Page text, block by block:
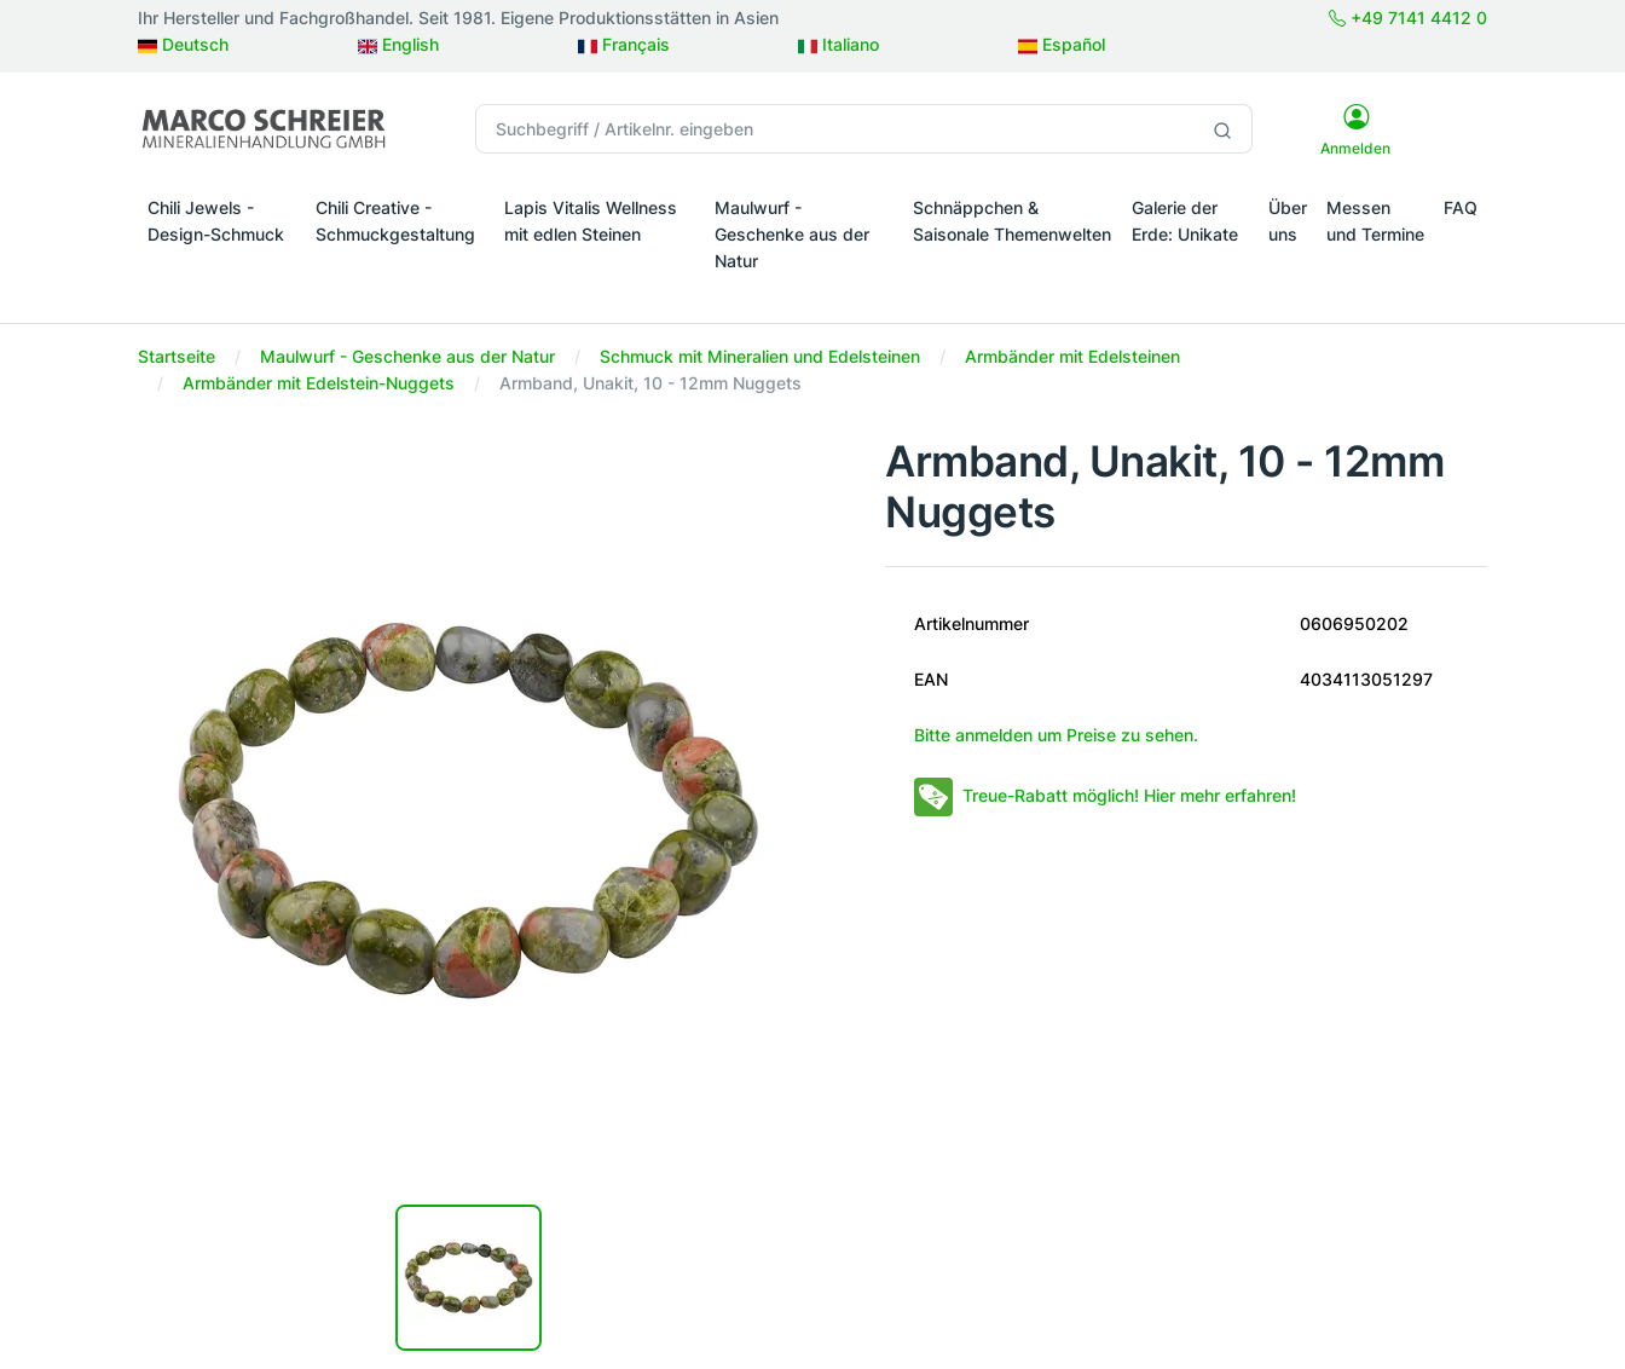
Ihr Hersteller und Fachgroßhandel. Seit 1981. Eigene Produktionsstätten in Asien
+49 7141 4412 0
Deutsch
English Français Italiano Español
Anmelden
Chili Jewels -
Design-Schmuck
Chili Creative -
Schmuckgestaltung
Lapis Vitalis Wellness
mit edlen Steinen
Maulwurf -
Geschenke aus der
Natur
Schnäppchen &
Saisonale Themenwelten
Galerie der
Erde: Unikate
Über
uns
Messen
und Termine
FAQ
Startseite Maulwurf - Geschenke aus der Natur Schmuck mit Mineralien und Edelsteinen
Armbänder mit Edelsteinen
Armbänder mit Edelstein-Nuggets
Armband, Unakit, 10 - 12mm Nuggets
Armband, Unakit, 10 - 12mm
Nuggets
Artikelnummer 0606950202
EAN 4034113051297
Bitte anmelden um Preise zu sehen.
Treue-Rabatt möglich! Hier mehr erfahren!